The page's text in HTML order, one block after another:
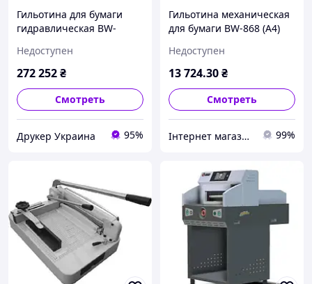
Гильотина для бумаги
гидравлическая BW-
Недоступен
272 252₴
Смотреть
Друкер Украина 95%
Гильотина механическая
для бумаги BW-868 (A4)
Недоступен
13 724.30₴
Смотреть
Інтернет магазин "Папірко" 99%